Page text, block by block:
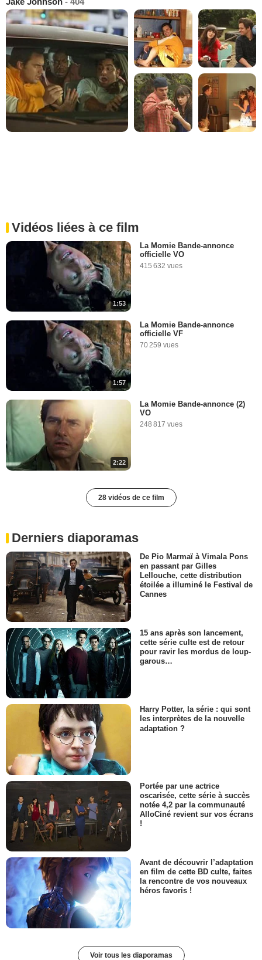
Vidéos liées à ce film
1:53
La Momie Bande-annonce
officielle VO
415 632 vues
1:57
La Momie Bande-annonce
officielle VF
70 259 vues
2:22
La Momie Bande-annonce (2)
VO
248 817 vues
28 vidéos de ce film
Derniers diaporamas
De Pio Marmaï à Vimala Pons
en passant par Gilles
Lellouche, cette distribution
étoilée a illuminé le Festival de
Cannes
15 ans après son lancement,
cette série culte est de retour
pour ravir les mordus de loup-
garous…
Harry Potter, la série : qui sont
les interprètes de la nouvelle
adaptation ?
Portée par une actrice
oscarisée, cette série à succès
notée 4,2 par la communauté
AlloCiné revient sur vos écrans
!
Avant de découvrir l’adaptation
en film de cette BD culte, faites
la rencontre de vos nouveaux
héros favoris !
Voir tous les diaporamas